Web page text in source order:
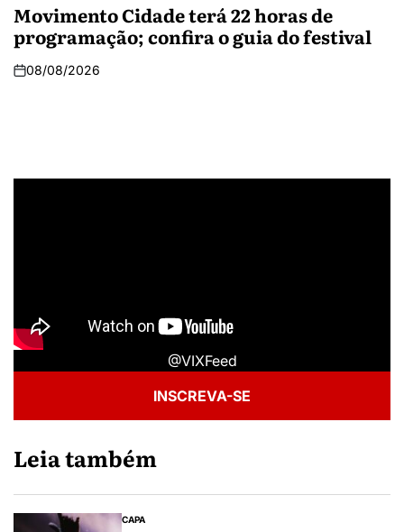
Movimento Cidade terá 22 horas de
programação; confira o guia do festival
08/08/2026
@VIXFeed
INSCREVA-SE
Leia também
CAPA